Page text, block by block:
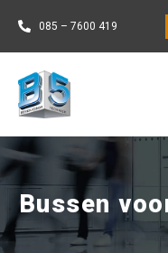
085 – 7600 419
Bussen